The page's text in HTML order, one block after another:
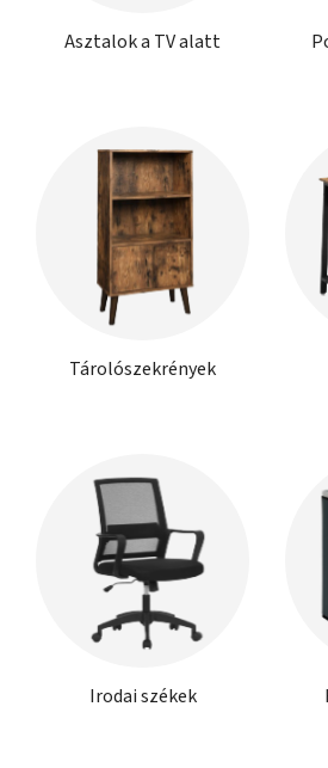
Asztalok a TV alatt
Tárolószekrények
Irodai székek